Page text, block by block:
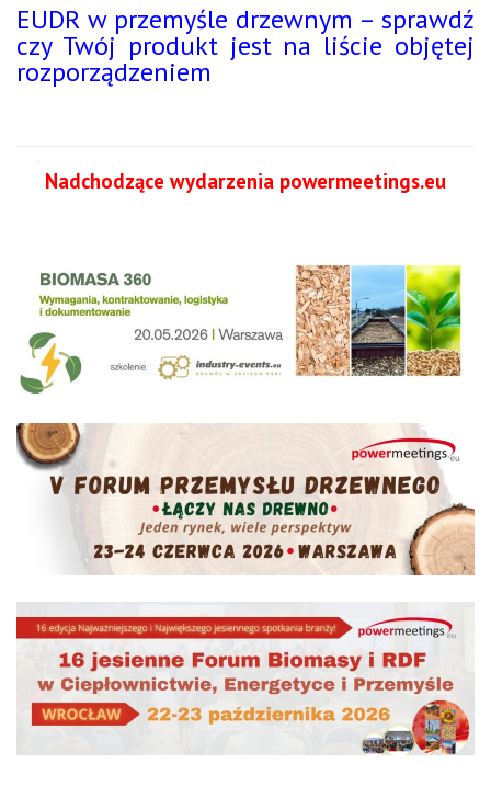
EUDR w przemyśle drzewnym – sprawdź
czy Twój produkt jest na liście objętej
rozporządzeniem
Nadchodzące wydarzenia powermeetings.eu